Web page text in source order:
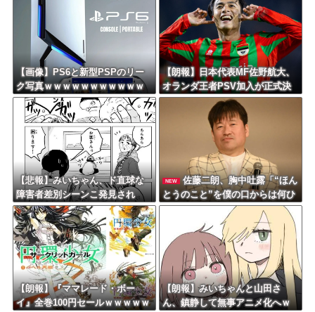
ｗｗｗｗｗｗ
開幕戦に先発
【画像】PS6と新型PSPのリー
ク写真ｗｗｗｗｗｗｗｗｗｗｗ
ｗｗｗｗｗｗｗｗ
【朗報】日本代表MF佐野航大、
オランダ王者PSV加入が正式決
定！ NEC史上最高額の移籍、
最大約31億円か！！
【悲報】みいちゃん、ド直球な
障害者差別シーンこ発見され
る・・・
NEW
佐藤二朗、胸中吐露「“ほん
とうのこと”を僕の口からは何ひ
とつ言えなくて… 言葉にでき
ぬ悔しさを日々感じておりま
す」
【朗報】『ママレード・ボー
イ』全巻100円セールｗｗｗｗｗ
【朗報】みいちゃんと山田さ
ん、鎮静して無事アニメ化へｗ